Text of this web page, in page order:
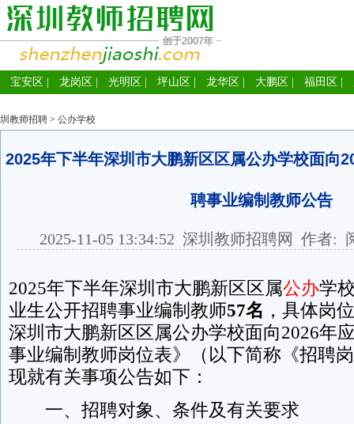
宝安区 龙岗区 光明区 坪山区 龙华区 大鹏区 福田区
圳教师招聘 > 公办学校
2025年下半年深圳市大鹏新区区属公办学校面向
聘事业编制教师公告
2025-11-05 13:34:52 深圳教师招聘网 作者:
2025年下半年深圳市大鹏新区区属公办学
业生公开招聘事业编制教师57名 ，具体岗
深圳市大鹏新区区属公办学校面向2026年
事业编制教师岗位表》（以下简称《招聘
现就有关事项公告如下：
一、招聘对象、条件及有关要求